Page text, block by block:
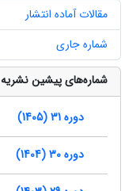
مقالات آماده انتشار
شماره جاری
شماره‌های پیشین نشریه
دوره 31 (1405)
دوره 30 (1404)